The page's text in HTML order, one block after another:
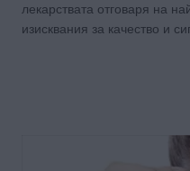
лекарствата отговаря на
изисквания за качество и